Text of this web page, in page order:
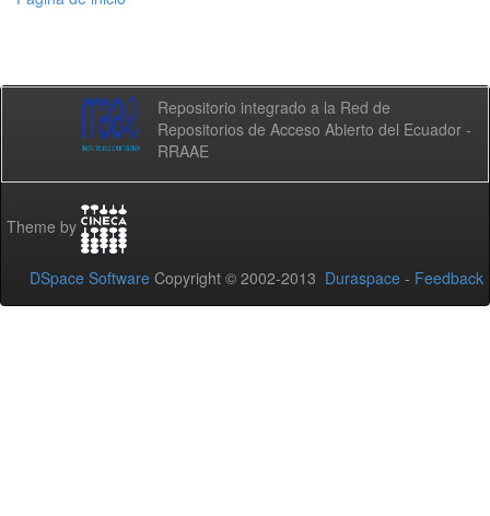
Repositorio integrado a la Red de
Repositorios de Acceso Abierto del Ecuador -
RRAAE
Theme by
DSpace Software Copyright © 2002-2013 Duraspace - Feedback